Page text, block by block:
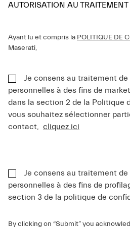
AUTORISATION AU
Ayant lu et compris la POLITIQUE DE
Maserati,
Je consens au traitement
personnelles à des fins de
dans la section 2 de la Politique
vous souhaitez sélectionner
contact, cliquez ici
Je consens au traitement
personnelles à des fins de
section 3 de la politique de
By clicking on “Submit” you